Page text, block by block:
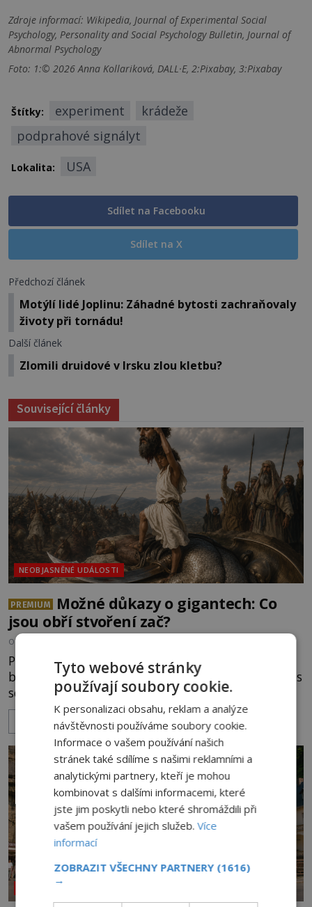
Zdroje informací: Wikipedia, Journal of Experimental Social
Psychology, Personality and Social Psychology Bulletin, Journal of
Abnormal Psychology
Foto: 1:© 2026 Anna Kollariková, DALL·E, 2:Pixabay, 3:Pixabay
Štítky: experiment
krádeže
podprahové signályt
Lokalita: USA
Sdílet na Facebooku
Sdílet na X
Předchozí článek
Motýlí lidé Joplinu: Záhadné bytosti zachraňovaly
životy při tornádu!
Další článek
Zlomili druidové v Irsku zlou kletbu?
Související články
NEOBJASNĚNÉ UDÁLOSTI
PREMIUM
Možné důkazy o gigantech: Co
jsou obří stvoření zač?
OD
Příběhy o gigantických, lidem podobných
bytostech najdeme téměř v každé kultuře, a i dnes
se čas od času některý vynoří. Vedle legend ale
existuje také mnoho artefaktů, staveb či dokonce
očitých svědectví, které údajně dokazují, že obři
žili a dost možná stále žijí mezi námi.
Prozkoumejte je společně s ENIGMOU! [gallery
ZOBRAZIT VÍCE
NEOBJASNĚNÉ UDÁLOSTI
Tyto webové stránky
používají soubory cookie.
K personalizaci obsahu, reklam a analýze
návštěvnosti používáme soubory cookie.
Informace o vašem používání našich
stránek také sdílíme s našimi reklamními a
analytickými partnery, kteří je mohou
kombinovat s dalšími informacemi, které
jste jim poskytli nebo které shromáždili při
vašem používání jejich služeb.Více
informací
ZOBRAZIT VŠECHNY PARTNERY (1616)
→